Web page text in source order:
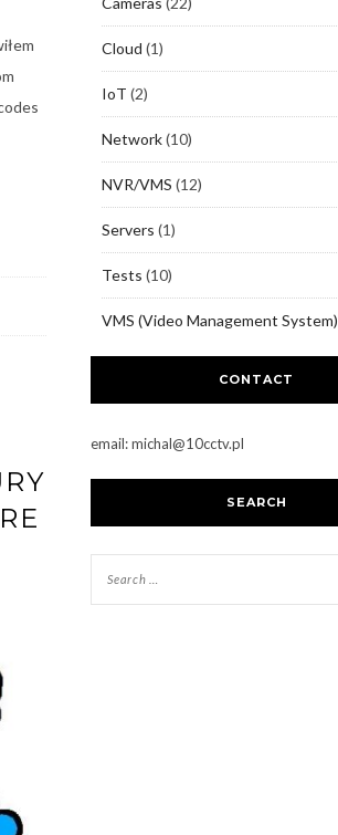
Cloud (1)
IoT (2)
Network(10)
NVR/VMS (12)
Servers (1)
Tests (10)
VMS (Video Management System)
CONTACT
email: michal@10cctv.pl
SEARCH